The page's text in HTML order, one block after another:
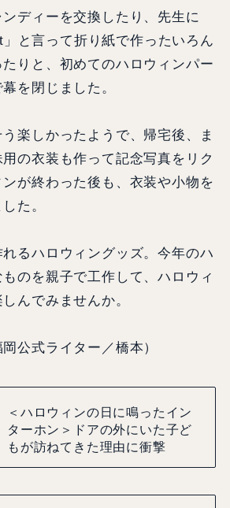
ディーを交換したり、先生に
と言って折り紙で作ったいろん
りと、初めてのハロウィンパー
を閉じました。
楽しかったようで、帰宅後、ま
の衣装も作って記念写真をリク
が終わった後も、衣装や小物を
た。
るハロウィングッズ。今年のハ
のを親子で工作して、ハロウィ
んでみませんか。
公式ライター／橋本）
＜ハロウィンの日に鳴ったイン
ターホン＞ドアの外にいた子ど
もが訪ねてきた理由に衝撃